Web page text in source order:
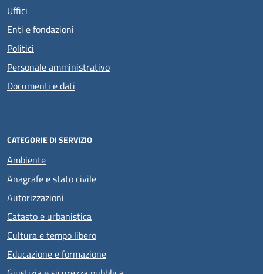
Uffici
Enti e fondazioni
Politici
Personale amministrativo
Documenti e dati
CATEGORIE DI SERVIZIO
Ambiente
Anagrafe e stato civile
Autorizzazioni
Catasto e urbanistica
Cultura e tempo libero
Educazione e formazione